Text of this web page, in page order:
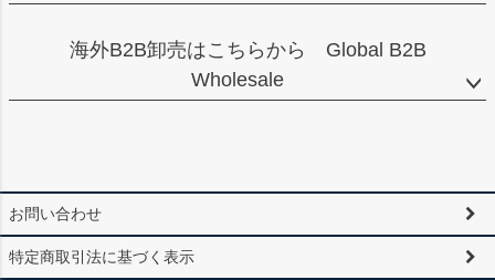
海外B2B卸売はこちらから Global B2B
Wholesale
お問い合わせ
特定商取引法に基づく表示